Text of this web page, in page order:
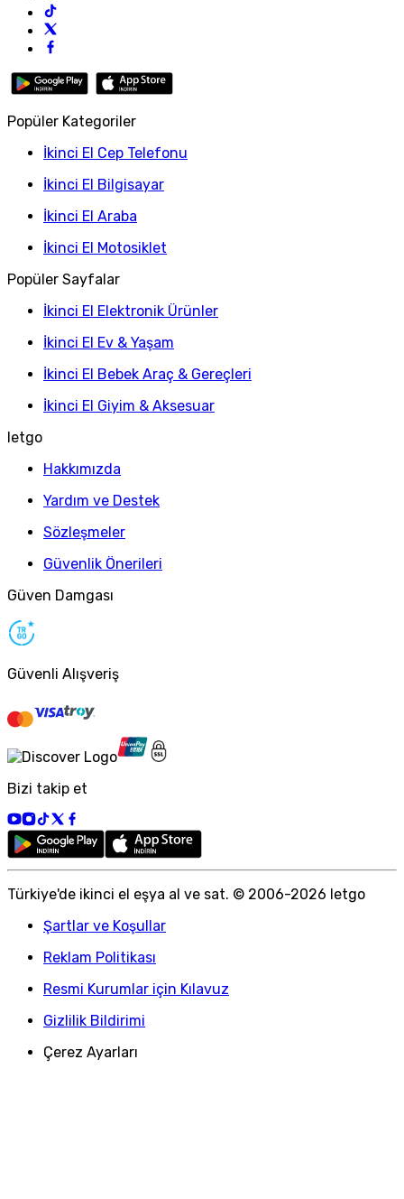
Popüler Kategoriler
İkinci El Cep Telefonu
İkinci El Bilgisayar
İkinci El Araba
İkinci El Motosiklet
Popüler Sayfalar
İkinci El Elektronik Ürünler
İkinci El Ev & Yaşam
İkinci El Bebek Araç & Gereçleri
İkinci El Giyim & Aksesuar
letgo
Hakkımızda
Yardım ve Destek
Sözleşmeler
Güvenlik Önerileri
Güven Damgası
Güvenli Alışveriş
Bizi takip et
Türkiye'de ikinci el eşya al ve sat. © 2006-2026 letgo
Şartlar ve Koşullar
Reklam Politikası
Resmi Kurumlar için Kılavuz
Gizlilik Bildirimi
Çerez Ayarları